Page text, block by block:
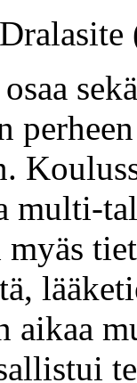
multi-
myäs
aikaa